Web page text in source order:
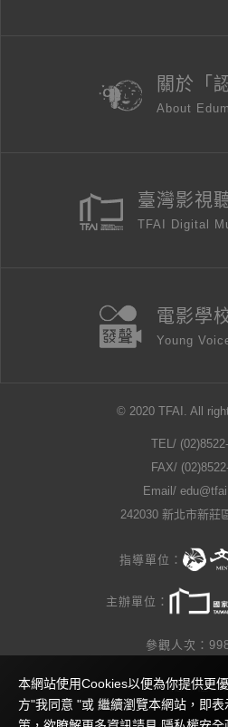
關於「
About
臺灣影視
TFAI Digital
電影學
Young
© 2020 TFAI. All
TEL/
FAX/
Email/
242030 新北市新莊
指導單位：
主辦單位：
參觀人次：
隱私權公
本網站使用Cookies以便為你提供更
方"我同意 "或 繼續瀏覽本網站，即